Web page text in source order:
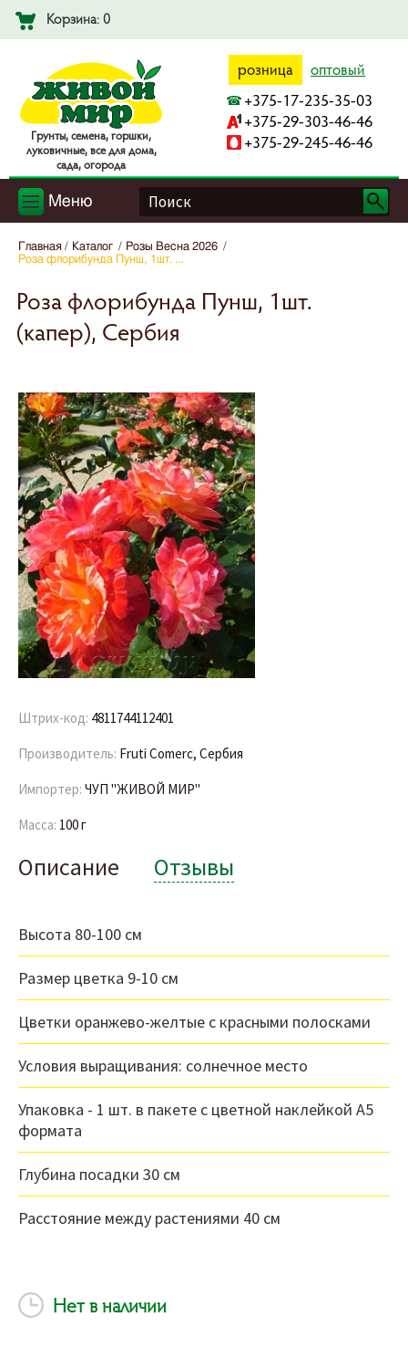
Корзина: 0
Гpyнты, ceмeнa, гopшки,
лyкoвичныe, вce для дoмa,
caдa, oгopoдa
розница оптовый
+375-17-235-35-03
+375-29-303-46-46
+375-29-245-46-46
Меню
Главная Каталог
Розы Весна 2026
Роза флорибунда Пунш, 1шт. ...
Роза флорибунда Пунш, 1шт.
(капер), Сербия
Штрих-код: 4811744112401
Производитель: Fruti Comerc, Сербия
Импортер: ЧУП "ЖИВОЙ МИР"
Масса: 100 г
Описание Отзывы
Высота 80-100 см
Размер цветка 9-10 см
Цветки оранжево-желтые с красными полосками
Условия выращивания: солнечное место
Упаковка - 1 шт. в пакете с цветной наклейкой А5
формата
Глубина посадки 30 см
Расстояние между растениями 40 см
Нет в наличии